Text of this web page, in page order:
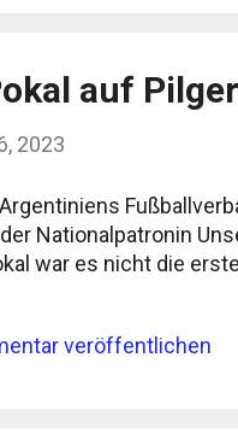
gewaltige
auf
2023
Nationalpatronin
war es nicht die
veröffentlichen